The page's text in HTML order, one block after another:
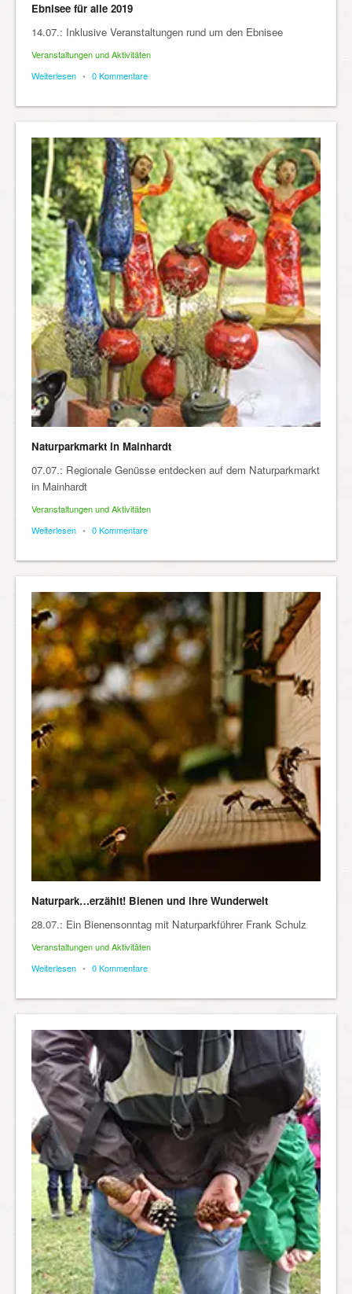
Ebnisee für alle 2019
14.07.: Inklusive Veranstaltungen rund um den Ebnisee
Veranstaltungen und Aktivitäten
Weiterlesen • 0 Kommentare
Naturparkmarkt in Mainhardt
07.07.: Regionale Genüsse entdecken auf dem Naturparkmarkt
in Mainhardt
Veranstaltungen und Aktivitäten
Weiterlesen • 0 Kommentare
Naturpark…erzählt! Bienen und ihre Wunderwelt
28.07.: Ein Bienensonntag mit Naturparkführer Frank Schulz
Veranstaltungen und Aktivitäten
Weiterlesen • 0 Kommentare